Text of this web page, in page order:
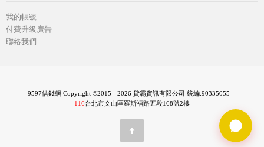
我的帳號
付費升級廣告
聯絡我們
9597借錢網 Copyright ©2015 - 2026 貸霸資訊有限公司 統編:90335055
116台北市文山區羅斯福路五段168號2樓